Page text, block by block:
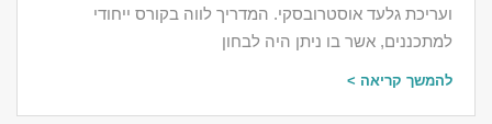
ועריכת גלעד אוסטרובסקי. המדריך לווה בקורס ייחודי
למתכננים, אשר בו ניתן היה לבחון
להמשך קריאה >